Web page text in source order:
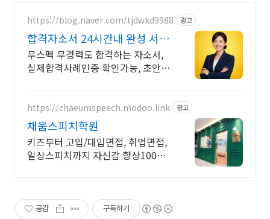
https://blog.naver.com/tjdwkd9988 광고
합격자소서 24시간내 완성 서류
합격의 비밀
무스펙 무경력도 합격하는 자소서,
실제합격사례인증 확인가능, 초안없
https://chaeumspeech.modoo.link 광고
채움스피치학원
키즈부터 고입/대입면접, 취업면접,
일상스피치까지 자신감 향상100%
공감 구독하기